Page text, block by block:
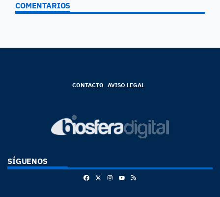
COMENTARIOS
CONTACTO AVISO LEGAL
SÍGUENOS
FacebookInstagram